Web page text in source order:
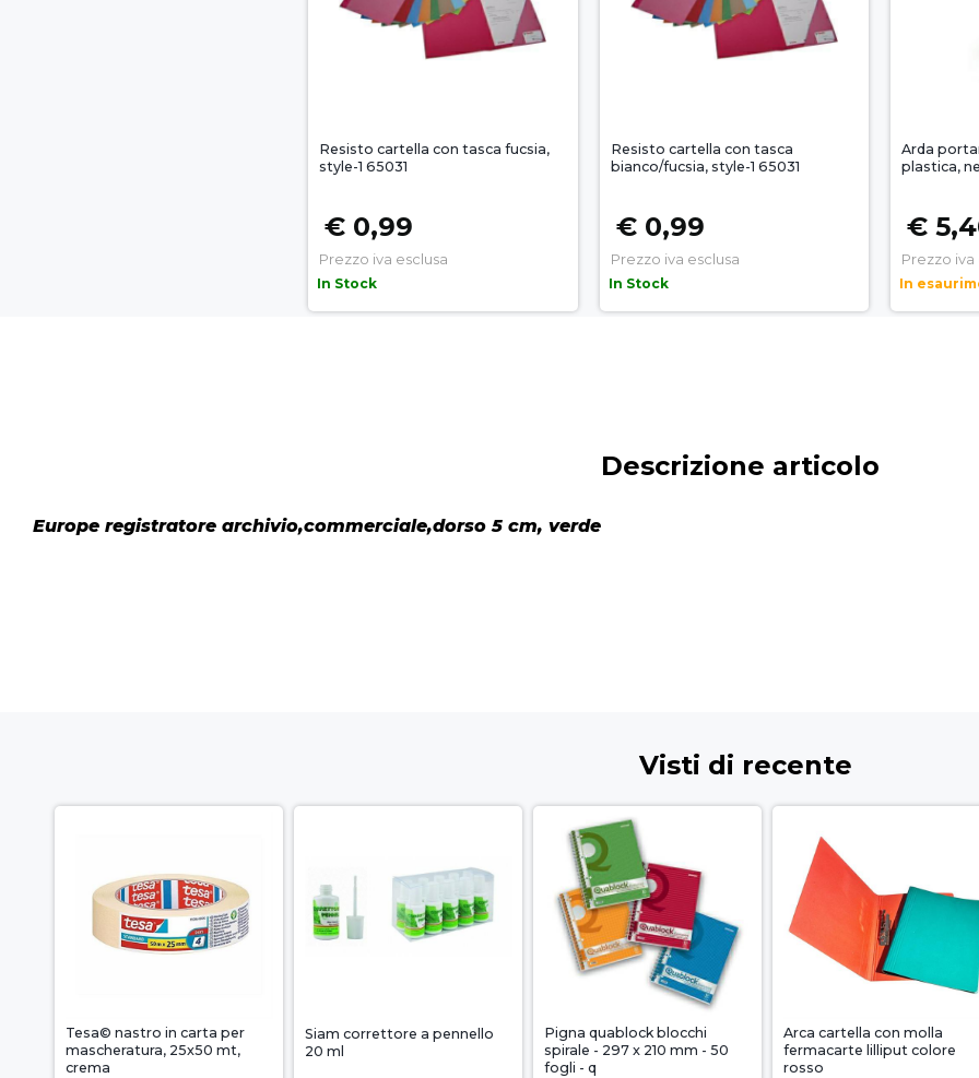
Resisto cartella con tasca fucsia,
style-1 65031
€ 0,99
Prezzo iva esclusa
In Stock
Resisto cartella con tasca
bianco/fucsia, style-1 65031
€ 0,99
Prezzo iva esclusa
In Stock
Arda
plastica,
€
Prezzo iva
In
Descrizione articolo
Europe registratore archivio,commerciale,dorso 5 cm, verde
Visti di recente
Tesa© nastro in carta per
mascheratura, 25x50 mt,
crema
Siam correttore a pennello
20 ml
Pigna quablock blocchi
spirale - 297 x 210 mm - 50
fogli - q
Arca cartella con molla
fermacarte lilliput colore
rosso